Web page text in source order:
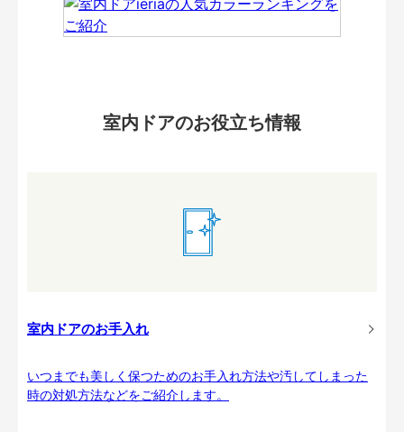
室内ドアのお役立ち情報
室内ドアのお手入れ
いつまでも美しく保つためのお手入れ方法や汚してしまった
時の対処方法などをご紹介します。